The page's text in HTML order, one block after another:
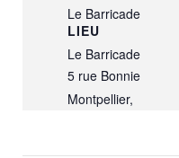
LIEU
Le Barricade
5 rue Bonnie
Montpellier,
Le Barricade